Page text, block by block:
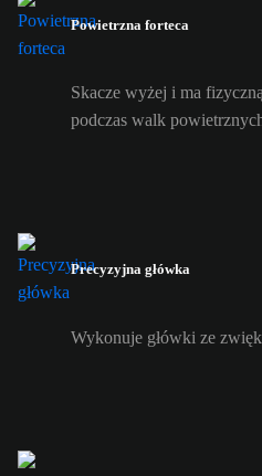
Powietrzna forteca
Skacze wyżej i ma
podczas walk
Precyzyjna główka
Wykonuje główki ze